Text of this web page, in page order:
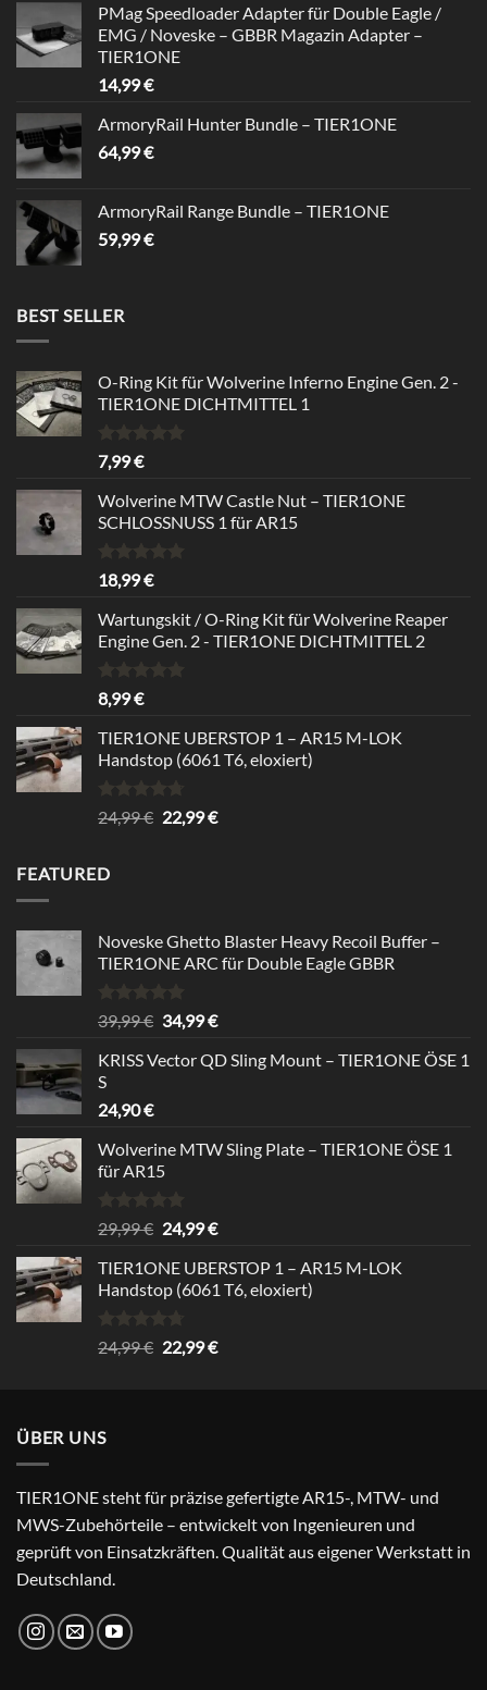
was:
39,99 €.
is:
34,99 €.
PMag Speedloader Adapter für Double Eagle /
EMG / Noveske – GBBR Magazin Adapter –
TIER1ONE
14,99€
ArmoryRail Hunter Bundle – TIER1ONE
64,99€
ArmoryRail Range Bundle – TIER1ONE
59,99€
BEST SELLER
O-Ring Kit für Wolverine Inferno Engine Gen. 2 -
TIER1ONE DICHTMITTEL 1
Rated
out of 5
7,99€
Wolverine MTW Castle Nut – TIER1ONE
SCHLOSSNUSS 1 für AR15
Rated5.00
out of 5
18,99€
Wartungskit / O-Ring Kit für Wolverine Reaper
Engine Gen. 2 - TIER1ONE DICHTMITTEL 2
Rated
out of 5
8,99€
TIER1ONE UBERSTOP 1 – AR15 M-LOK
Handstop (6061 T6, eloxiert)
Rated4.67
out of 5
24,99€ Original
22,99€Current
FEATURED
Noveske Ghetto Blaster Heavy Recoil Buffer –
TIER1ONE ARC für Double Eagle GBBR
Rated5.00
out of 5
39,99€ Original
was:
34,99€Current
is:
KRISS Vector QD Sling Mount – TIER1ONE ÖSE 1
S
24,90€
Wolverine MTW Sling Plate – TIER1ONE ÖSE 1
für AR15
Rated5.00
out of 5
29,99€ Original
was:
29,99 €.
24,99€Current
is:
24,99 €.
TIER1ONE UBERSTOP 1 – AR15 M-LOK
Handstop (6061 T6, eloxiert)
Rated4.67
out of 5
24,99€ Original
22,99€Current
ÜBER UNS
TIER1ONE steht für präzise gefertigte AR15-, MTW- und
MWS-Zubehörteile – entwickelt von Ingenieuren und
geprüft von Einsatzkräften. Qualität aus eigener Werkstatt in
Deutschland.